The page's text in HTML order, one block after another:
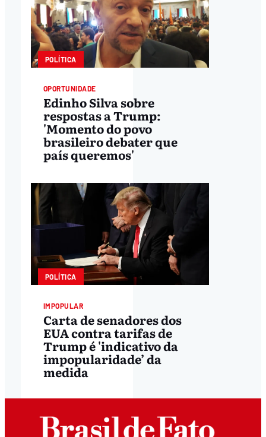
POLÍTICA
OPORTUNIDADE
Edinho Silva sobre
respostas a Trump:
'Momento do povo
brasileiro debater que
país queremos'
POLÍTICA
IMPOPULAR
Carta de senadores dos
EUA contra tarifas de
Trump é 'indicativo da
impopularidade’ da
medida